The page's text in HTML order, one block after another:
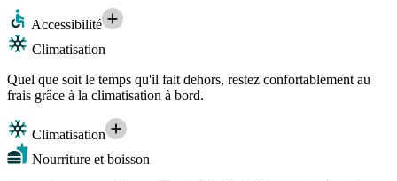
Accessibilité
Climatisation
Quel que soit le temps qu'il fait dehors, restez confortablement au
frais grâce à la climatisation à bord.
Climatisation
Nourriture et boisson